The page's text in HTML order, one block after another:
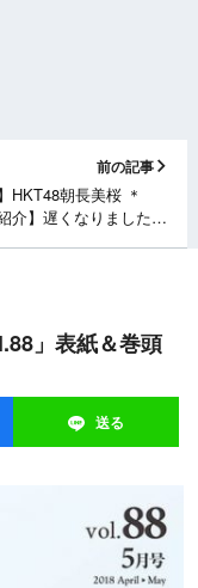
前の記事
HKT48朝長美桜 ＊
介】遅くなりました
送る